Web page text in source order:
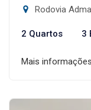
Rodovia Admar
2 Quartos 3
Mais informações